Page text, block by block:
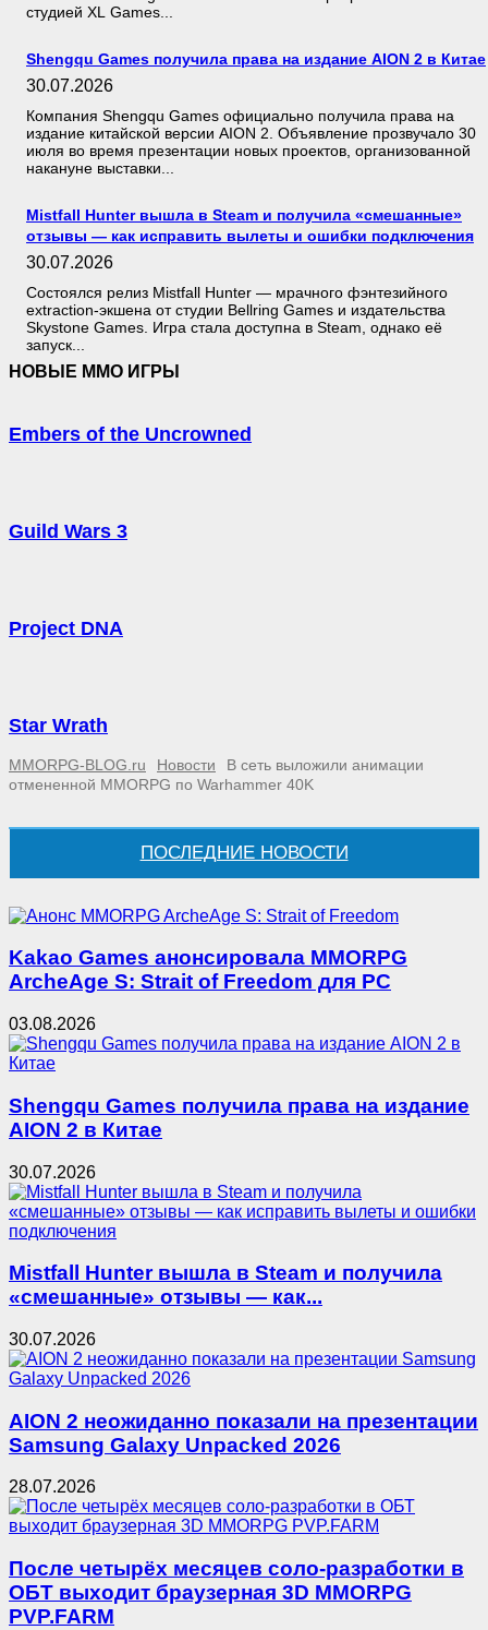
студией XL Games...
Shengqu Games получила права на издание AION 2 в Китае
30.07.2026
Компания Shengqu Games официально получила права на
издание китайской версии AION 2. Объявление прозвучало 30
июля во время презентации новых проектов, организованной
накануне выставки...
Mistfall Hunter вышла в Steam и получила «смешанные»
отзывы — как исправить вылеты и ошибки подключения
30.07.2026
Состоялся релиз Mistfall Hunter — мрачного фэнтезийного
extraction-экшена от студии Bellring Games и издательства
Skystone Games. Игра стала доступна в Steam, однако её
запуск...
НОВЫЕ MMO ИГРЫ
Embers of the Uncrowned
Guild Wars 3
Project DNA
Star Wrath
MMORPG-BLOG.ru Новости
В сеть выложили анимации
отмененной MMORPG по Warhammer 40K
ПОСЛЕДНИЕ НОВОСТИ
Kakao Games анонсировала MMORPG
ArcheAge S: Strait of Freedom для PC
03.08.2026
Shengqu Games получила права на издание
AION 2 в Китае
30.07.2026
Mistfall Hunter вышла в Steam и получила
«смешанные» отзывы — как...
30.07.2026
AION 2 неожиданно показали на презентации
Samsung Galaxy Unpacked 2026
28.07.2026
После четырёх месяцев соло-разработки в
ОБТ выходит браузерная 3D MMORPG
PVP.FARM